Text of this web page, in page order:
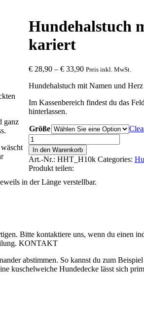
Hundehalstuch
kariert
€28,90– €33,90 Preis inkl. MwSt.
Hundehalstuch mit Namen und
Im Kassenbereich findest du das
hinterlassen.
Größe
Hundehalstuch
mit
Namen
und
Herz
in
In den Warenkorb
Art.-Nr.: HHT_H10k Categories:
Produkt teilen:
ganz
in der Länge verstellbar.
Bitte kontaktiere uns, wenn du einen
KONTAKT
abstimmen. So kannst du zum
kuschelweiche Hundedecke lässt sich